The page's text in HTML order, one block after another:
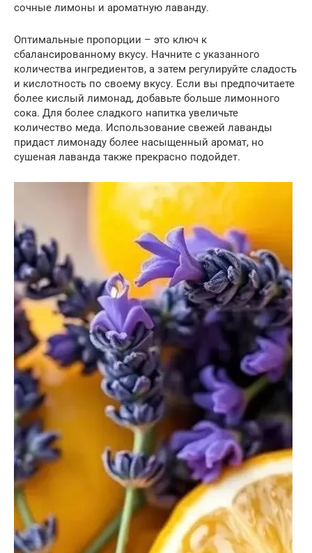
сочные лимоны и ароматную лаванду.
Оптимальные пропорции – это ключ к
сбалансированному вкусу. Начните с указанного
количества ингредиентов, а затем регулируйте сладость
и кислотность по своему вкусу. Если вы предпочитаете
более кислый лимонад, добавьте больше лимонного
сока. Для более сладкого напитка увеличьте
количество меда. Использование свежей лаванды
придаст лимонаду более насыщенный аромат, но
сушеная лаванда также прекрасно подойдет.